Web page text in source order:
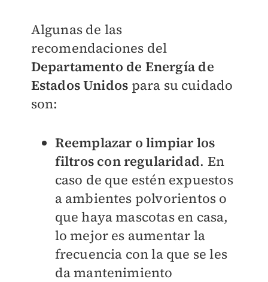
Algunas de las
recomendaciones del
Departamento de Energía de
Estados Unidos para su cuidado
son:
Reemplazar o limpiar los
filtros con regularidad. En
caso de que estén expuestos
a ambientes polvorientos o
que haya mascotas en casa,
lo mejor es aumentar la
frecuencia con la que se les
da mantenimiento